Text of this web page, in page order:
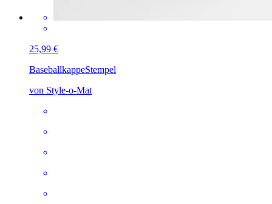
25,99 €
BaseballkappeStempel
von Style-o-Mat